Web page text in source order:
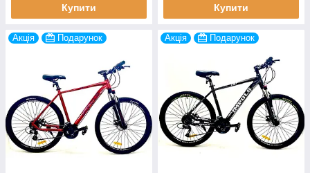
Купити Купити
Акція Подарунок Акція Подарунок